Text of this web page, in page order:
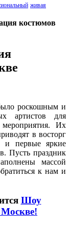
живая
костюмов
роскошным и
артистов для
Их
в восторг
и первые яркие
Пусть праздник
массой
к нам и
Шоу